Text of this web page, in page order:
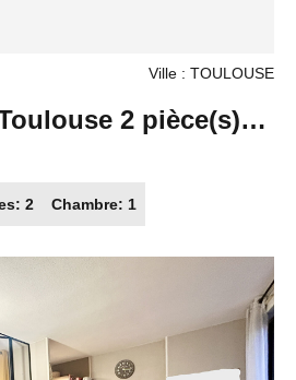
Ville : TOULOUSE
2 pièce(s)
2 Chambre: 1